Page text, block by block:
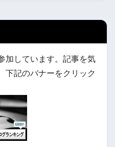
加しています。記事を気
下記のバナーをクリック